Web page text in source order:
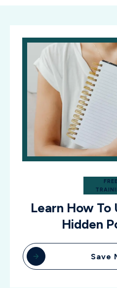
FREE
Learn How To
Hidden
Save